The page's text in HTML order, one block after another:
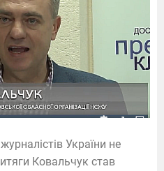
України не
Ковальчук став